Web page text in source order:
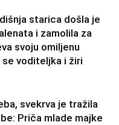
starica došla je
i zamolila za
svoju omiljenu
se voditeljka i žiri
svekrva je tražila
Priča mlade majke